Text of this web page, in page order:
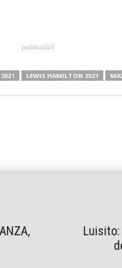
publicidad
LEWIS HAMILTON 2021